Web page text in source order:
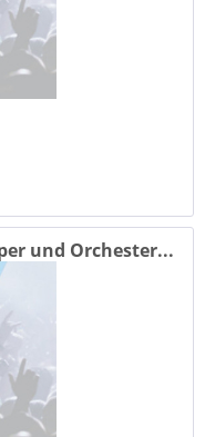
und Orchester...